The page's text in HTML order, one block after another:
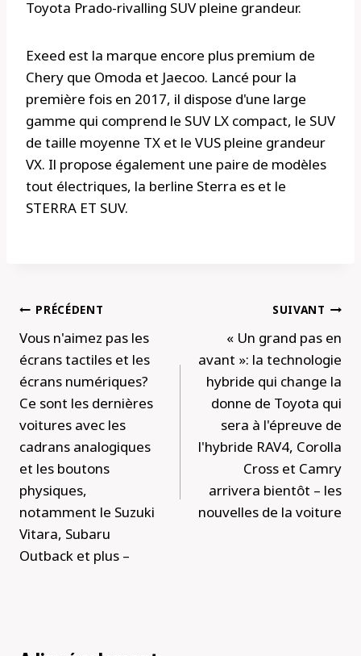
Toyota Prado-rivalling SUV pleine grandeur.
Exeed est la marque encore plus premium de
Chery que Omoda et Jaecoo. Lancé pour la
première fois en 2017, il dispose d'une large
gamme qui comprend le SUV LX compact, le SUV
de taille moyenne TX et le VUS pleine grandeur
VX. Il propose également une paire de modèles
tout électriques, la berline Sterra es et le
STERRA ET SUV.
Navigation
de
l’article
PRÉCÉDENT
Vous n'aimez pas les
écrans tactiles et les
écrans numériques?
Ce sont les dernières
voitures avec les
cadrans analogiques
et les boutons
physiques,
notamment le Suzuki
Vitara, Subaru
Outback et plus –
SUIVANT
« Un grand pas en
avant »: la technologie
hybride qui change la
donne de Toyota qui
sera à l'épreuve de
l'hybride RAV4, Corolla
Cross et Camry
arrivera bientôt – les
nouvelles de la voiture